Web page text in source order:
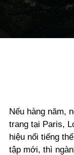
Nếu hàng năm,
trang tại Paris,
hiệu nổi tiếng
tập mới, thì